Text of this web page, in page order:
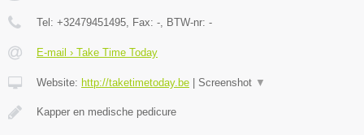
Tel: +32479451495, Fax: -, BTW-nr: -
E-mail › Take Time Today
Website: http://taketimetoday.be Screenshot ▼
Kapper en medische pedicure